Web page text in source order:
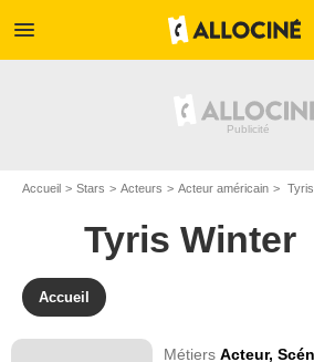
menu
Accueil Stars Acteurs Acteur américain
Tyris Winter
Accueil
MétiersActeur,